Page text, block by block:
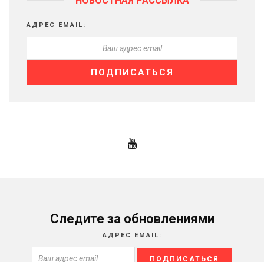
АДРЕС EMAIL:
Следите за обновлениями
АДРЕС EMAIL: